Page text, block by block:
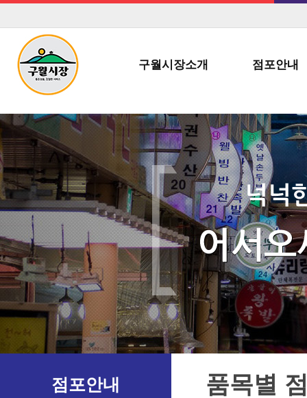
구월시장소개 점포안내
점포안내 품목별